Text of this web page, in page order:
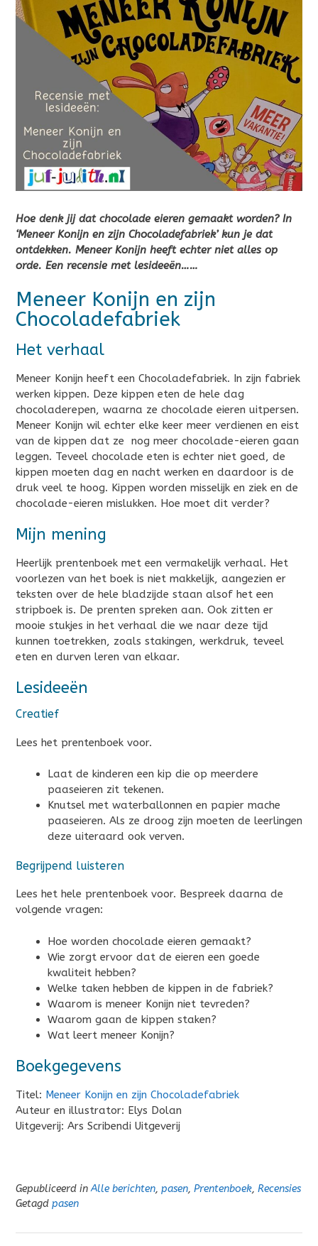
Hoe denk jij dat chocolade eieren gemaakt worden? In
‘Meneer Konijn en zijn Chocoladefabriek’ kun je dat
ontdekken. Meneer Konijn heeft echter niet alles op
orde. Een recensie met lesideeën……
Meneer Konijn en zijn
Chocoladefabriek
Het verhaal
Meneer Konijn heeft een Chocoladefabriek. In zijn fabriek
werken kippen. Deze kippen eten de hele dag
chocoladerepen, waarna ze chocolade eieren uitpersen.
Meneer Konijn wil echter elke keer meer verdienen en eist
van de kippen dat ze nog meer chocolade-eieren gaan
leggen. Teveel chocolade eten is echter niet goed, de
kippen moeten dag en nacht werken en daardoor is de
druk veel te hoog. Kippen worden misselijk en ziek en de
chocolade-eieren mislukken. Hoe moet dit verder?
Mijn mening
Heerlijk prentenboek met een vermakelijk verhaal. Het
voorlezen van het boek is niet makkelijk, aangezien er
teksten over de hele bladzijde staan alsof het een
stripboek is. De prenten spreken aan. Ook zitten er
mooie stukjes in het verhaal die we naar deze tijd
kunnen toetrekken, zoals stakingen, werkdruk, teveel
eten en durven leren van elkaar.
Lesideeën
Creatief
Lees het prentenboek voor.
Laat de kinderen een kip die op meerdere
paaseieren zit tekenen.
Knutsel met waterballonnen en papier mache
paaseieren. Als ze droog zijn moeten de leerlingen
deze uiteraard ook verven.
Begrijpend luisteren
Lees het hele prentenboek voor. Bespreek daarna de
volgende vragen:
Hoe worden chocolade eieren gemaakt?
Wie zorgt ervoor dat de eieren een goede
kwaliteit hebben?
Welke taken hebben de kippen in de fabriek?
Waarom is meneer Konijn niet tevreden?
Waarom gaan de kippen staken?
Wat leert meneer Konijn?
Boekgegevens
Titel: Meneer Konijn en zijn Chocoladefabriek
Auteur en illustrator: Elys Dolan
Uitgeverij: Ars Scribendi Uitgeverij
Gepubliceerd inAlle berichten, pasen, Prentenboek, Recensies
Getagd pasen